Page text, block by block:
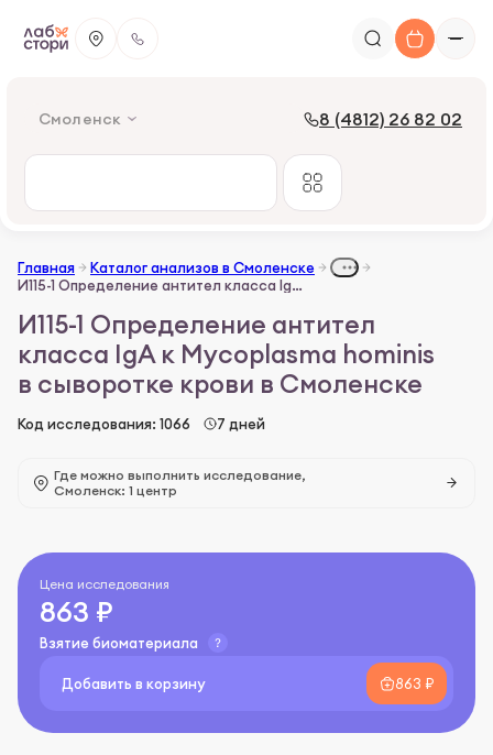
Смоленск 8 (4812) 26 82 02
Главная
Каталог анализов в Смоленске
И115-1 Определение антител класса IgА к Муcoplasma hominis в сыворотке крови
И115-1 Определение антител
класса IgА к Муcoplasma hominis
в сыворотке крови в Смоленске
Код исследования: 1066 7 дней
Где можно выполнить исследование,
Смоленск: 1 центр
Цена исследования
863 ₽
Взятие биоматериала
Добавить в корзину 863 ₽